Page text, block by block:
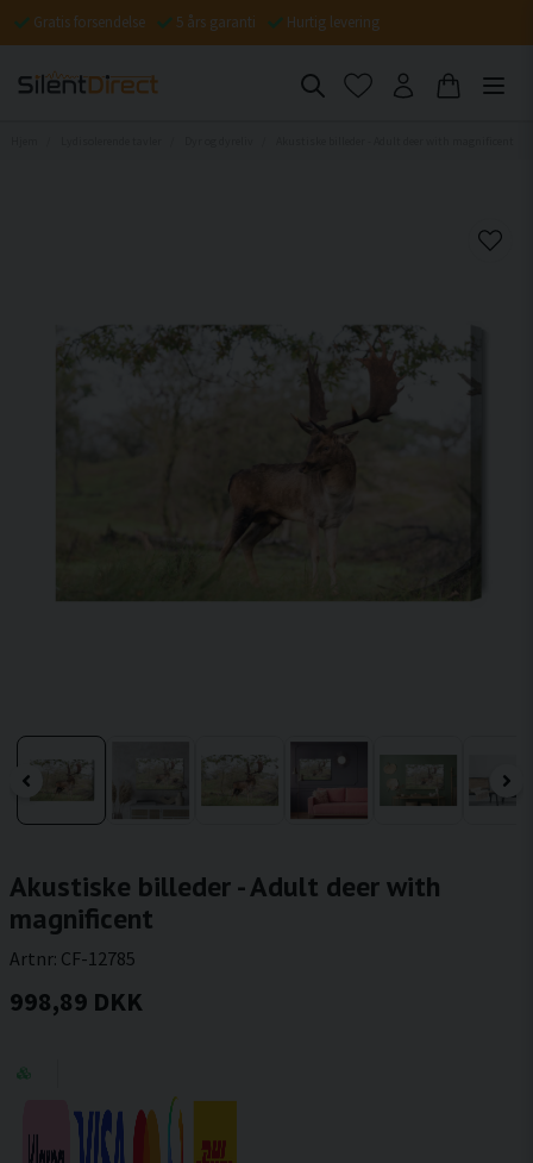
Gratis forsendelse 5 års garanti Hurtig levering
Akustiske billeder - Adult deer with
magnificent
Artnr: CF-12785
998,89 DKK